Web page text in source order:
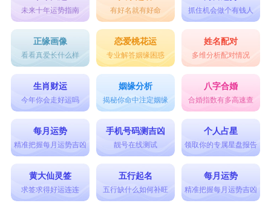
未来十年运势指南 有好名就有好命 抓住机会做个有钱人
正缘画像
看看真爱长什么样
恋爱桃花运
专业解答姻缘困惑
姓名配对
多维分析配对情况
生肖财运
今年你会走好运吗
姻缘分析
揭秘你命中注定姻缘
八字合婚
合婚指数有多高速查
每月运势
精准把握每月运势吉凶
手机号码测吉凶
靓号在线测试
个人占星
领取你的专属星盘报告
黄大仙灵签
求签求得好运连连
五行起名
五行缺什么如何补旺
每月运势
精准把握每月运势吉凶